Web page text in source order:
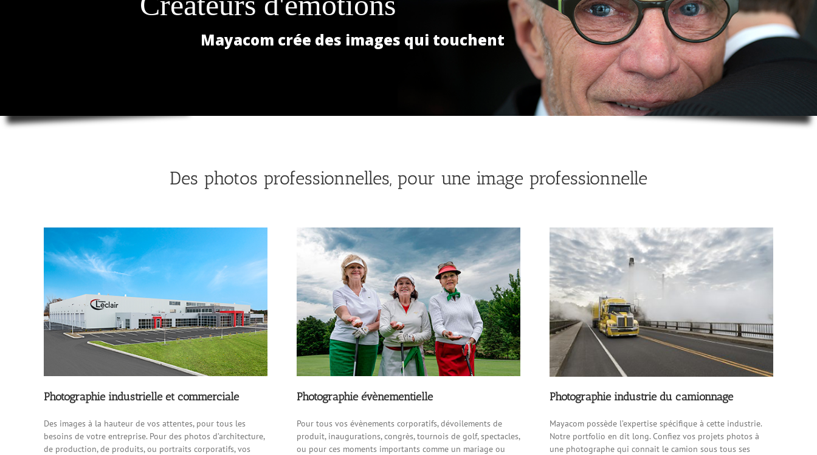
Mayacom crée des images qui touchent
Des photos professionnelles, pour une image professionnelle
Photographie industrielle et commerciale
Des images à la hauteur de vos attentes, pour tous les
besoins de votre entreprise. Pour des photos d’architecture,
de production, de produits, ou portraits corporatifs, vos
Photographie évènementielle
Pour tous vos évènements corporatifs, dévoilements de
produit, inaugurations, congrès, tournois de golf, spectacles,
ou pour ces moments importants comme un mariage ou
Photographie industrie du camionnage
Mayacom possède l’expertise spécifique à cette industrie.
Notre portfolio en dit long. Confiez vos projets photos à
une photographe qui connait le camion sous tous ses